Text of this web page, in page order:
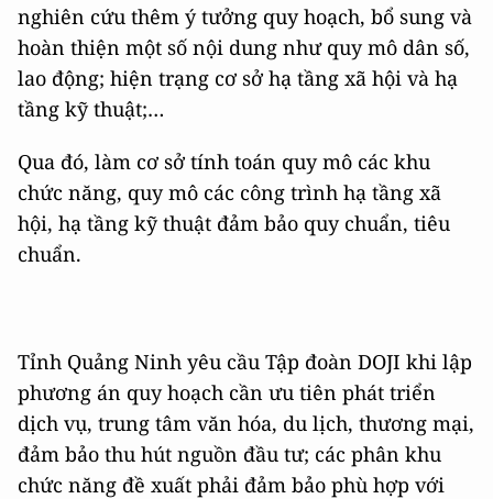
nghiên cứu thêm ý tưởng quy hoạch, bổ sung và
hoàn thiện một số nội dung như quy mô dân số,
lao động; hiện trạng cơ sở hạ tầng xã hội và hạ
tầng kỹ thuật;…
Qua đó, làm cơ sở tính toán quy mô các khu
chức năng, quy mô các công trình hạ tầng xã
hội, hạ tầng kỹ thuật đảm bảo quy chuẩn, tiêu
chuẩn.
Tỉnh Quảng Ninh yêu cầu Tập đoàn DOJI khi lập
phương án quy hoạch cần ưu tiên phát triển
dịch vụ, trung tâm văn hóa, du lịch, thương mại,
đảm bảo thu hút nguồn đầu tư; các phân khu
chức năng đề xuất phải đảm bảo phù hợp với